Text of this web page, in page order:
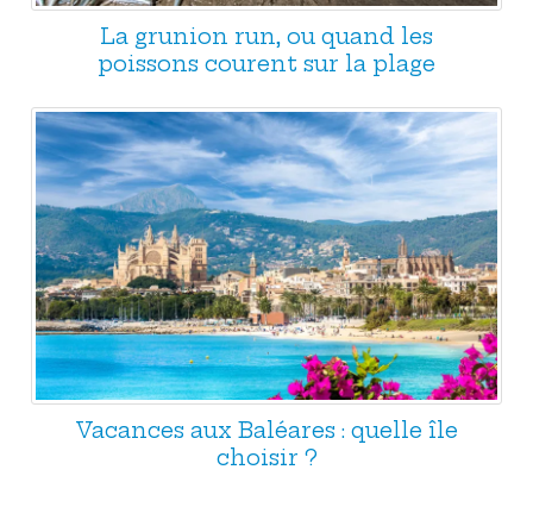
La grunion run, ou quand les
poissons courent sur la plage
Vacances aux Baléares : quelle île
choisir ?